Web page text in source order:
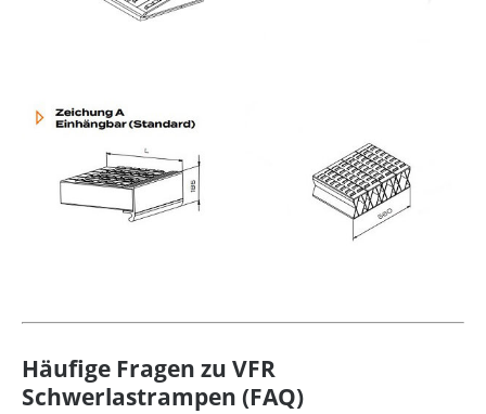
Häufige Fragen zu VFR
Schwerlastrampen (FAQ)